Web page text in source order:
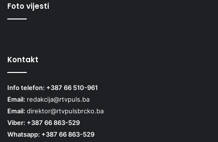
Foto vijesti
Kontakt
Info telefon: +387 66 510-961
Email: redakcija@rtvpuls.ba
Email: direktor@rtvpulsbrcko.ba
Viber: +387 66 863-529
Whatsapp: +387 66 863-529